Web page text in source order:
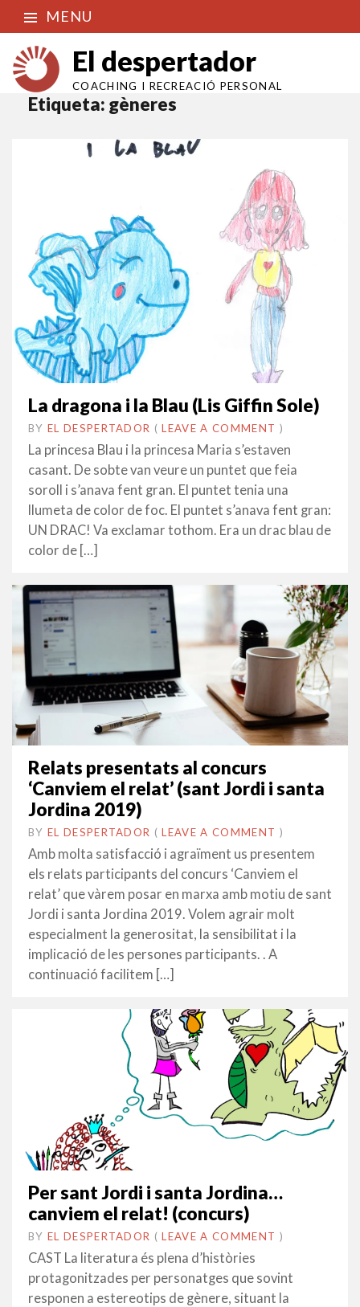
MENU
El despertador
COACHING I RECREACIÓ PERSONAL
Etiqueta: gèneres
La dragona i la Blau (Lis Giffin Sole)
BY EL DESPERTADOR ON
20
ABRIL
•(LEAVE A COMMENT )
La princesa Blau i la princesa Maria s’estaven
casant. De sobte van veure un puntet que feia
soroll i s’anava fent gran. El puntet tenia una
llumeta de color de foc. El puntet s’anava fent gran:
UN DRAC! Va exclamar tothom. Era un drac blau de
color de […]
Relats presentats al concurs
‘Canviem el relat’ (sant Jordi i santa
Jordina 2019)
BY EL DESPERTADOR ON
24
ABRIL
2019
•(LEAVE A COMMENT )
Amb molta satisfacció i agraïment us presentem
els relats participants del concurs ‘Canviem el
relat’ que vàrem posar en marxa amb motiu de sant
Jordi i santa Jordina 2019. Volem agrair molt
especialment la generositat, la sensibilitat i la
implicació de les persones participants. . A
continuació facilitem […]
Per sant Jordi i santa Jordina…
canviem el relat! (concurs)
BY EL DESPERTADOR ON
25
MARÇ
2019
•(LEAVE A COMMENT )
CAST La literatura és plena d’històries
protagonitzades per personatges que sovint
responen a estereotips de gènere, situant la